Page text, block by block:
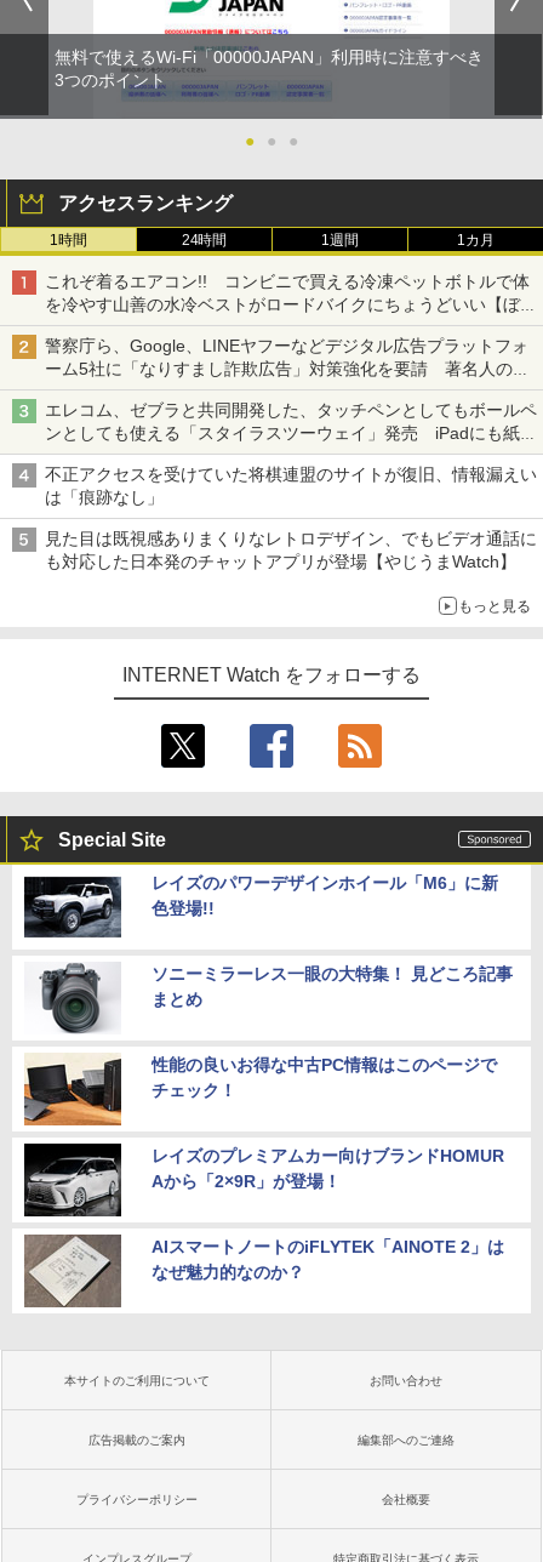
無料で使えるWi-Fi「00000JAPAN」利用時に注意すべき
3つのポイント
● ● ●
アクセスランキング
1時間 24時間 1週間 1カ月
これぞ着るエアコン!! コンビニで買える冷凍ペットボトルで体
を冷やす山善の水冷ベストがロードバイクにちょうどいい【ぼっ
ち・ざ・ろーど！その14】【空いた時間でなにしてる？】
警察庁ら、Google、LINEヤフーなどデジタル広告プラットフォ
ーム5社に「なりすまし詐欺広告」対策強化を要請 著名人の写
真や映像を使った投資詐欺などへの対策として
エレコム、ゼブラと共同開発した、タッチペンとしてもボールペ
ンとしても使える「スタイラスツーウェイ」発売 iPadにも紙に
も、持ち替えずに書き込める
不正アクセスを受けていた将棋連盟のサイトが復旧、情報漏えい
は「痕跡なし」
見た目は既視感ありまくりなレトロデザイン、でもビデオ通話に
も対応した日本発のチャットアプリが登場【やじうまWatch】
もっと見る
INTERNET Watch をフォローする
Special Site
レイズのパワーデザインホイール「M6」に新
色登場!!
ソニーミラーレス一眼の大特集！ 見どころ記事
まとめ
性能の良いお得な中古PC情報はこのページで
チェック！
レイズのプレミアムカー向けブランドHOMUR
Aから「2×9R」が登場！
AIスマートノートのiFLYTEK「AINOTE 2」は
なぜ魅力的なのか？
本サイトのご利用について お問い合わせ
広告掲載のご案内 編集部へのご連絡
プライバシーポリシー 会社概要